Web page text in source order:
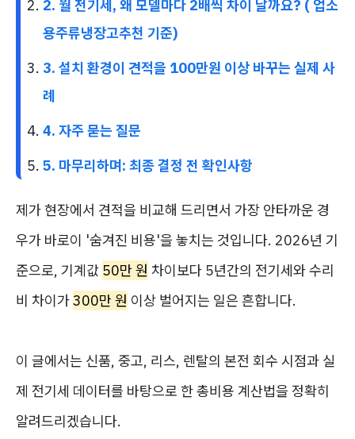
2. 월 전기세, 왜 모델마다 2배씩 차이 날까요? ( 업소
용주류냉장고추천 기준)
3. 설치 환경이 견적을 100만원 이상 바꾸는 실제 사
례
4. 자주 묻는 질문
5. 마무리하며: 최종 결정 전 확인사항
제가 현장에서 견적을 비교해 드리면서 가장 안타까운 경
우가 바로이 '숨겨진 비용'을 놓치는 것입니다. 2026년 기
준으로, 기계값 50만 원 차이보다 5년간의 전기세와 수리
비 차이가300만 원 이상 벌어지는 일은 흔합니다.
이 글에서는 신품, 중고, 리스, 렌탈의 본전 회수 시점과 실
제 전기세 데이터를 바탕으로 한 총비용 계산법을 정확히
알려드리겠습니다.